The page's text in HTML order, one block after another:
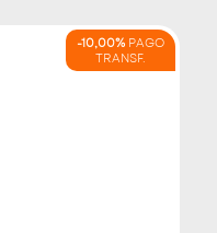
-10,00%PAGO
TRANSF.